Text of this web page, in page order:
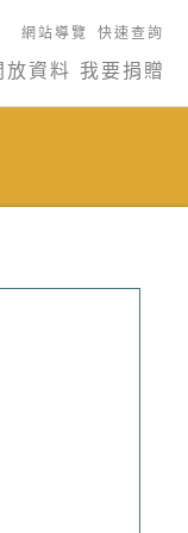
網站導覽 快速查詢
放資料 我要捐贈